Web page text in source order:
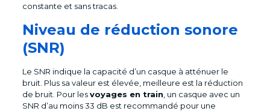
constante et sans tracas.
Niveau de réduction sonore
(SNR)
Le SNR indique la capacité d’un casque à atténuer le
bruit. Plus sa valeur est élevée, meilleure est la réduction
de bruit. Pour lesvoyages en train , un casque avec un
SNR d’au moins 33 dB est recommandé pour une